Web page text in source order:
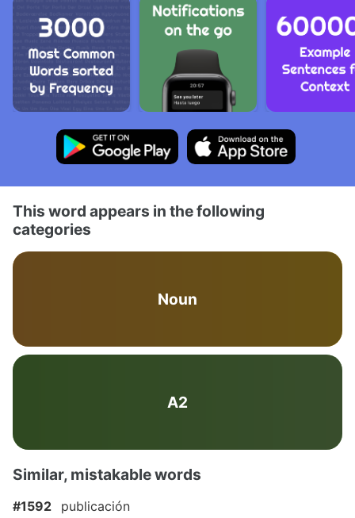
This word appears in the following
categories
Noun
A2
Similar, mistakable words
#1592
publicación